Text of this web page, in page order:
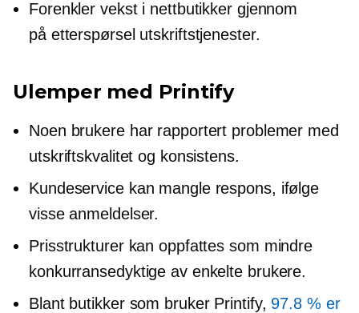
Forenkler vekst i nettbutikker gjennom
på etterspørsel utskriftstjenester.
Ulemper med Printify
Noen brukere har rapportert problemer med
utskriftskvalitet og konsistens.
Kundeservice kan mangle respons, ifølge
visse anmeldelser.
Prisstrukturer kan oppfattes som mindre
konkurransedyktige av enkelte brukere.
Blant butikker som bruker Printify, 97.8 % er